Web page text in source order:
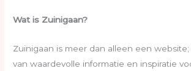
Wat is Zuinigaan?
Zuinigaan is meer dan alleen een
van waardevolle informatie en inspiratie